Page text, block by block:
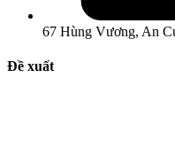
67 Hùng Vương, An
Đề xuất